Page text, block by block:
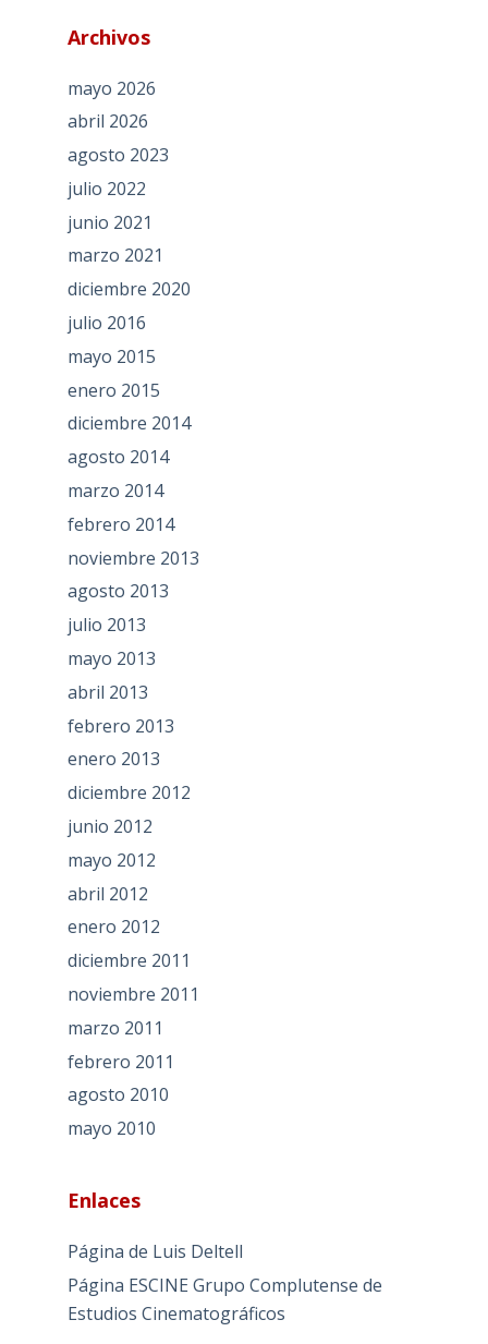
Archivos
mayo 2026
abril 2026
agosto 2023
julio 2022
junio 2021
marzo 2021
diciembre 2020
julio 2016
mayo 2015
enero 2015
diciembre 2014
agosto 2014
marzo 2014
febrero 2014
noviembre 2013
agosto 2013
julio 2013
mayo 2013
abril 2013
febrero 2013
enero 2013
diciembre 2012
junio 2012
mayo 2012
abril 2012
enero 2012
diciembre 2011
noviembre 2011
marzo 2011
febrero 2011
agosto 2010
mayo 2010
Enlaces
Página de Luis Deltell
Página ESCINE Grupo Complutense de
Estudios Cinematográficos